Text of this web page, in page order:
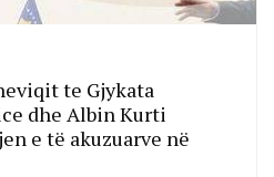
te Gjykata
dhe Albin Kurti
e të akuzuarve në